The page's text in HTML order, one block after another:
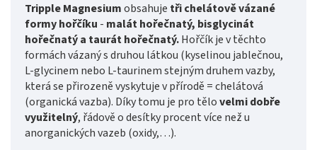
Tripple Magnesiumobsahuje tři chelátově vázané
formy hořčíku - malát hořečnatý, bisglycinát
hořečnatý a taurát hořečnatý.Hořčík je v těchto
formách vázaný s druhou látkou (kyselinou jablečnou,
L-glycinem nebo L-taurinem stejným druhem vazby,
která se přirozeně vyskytuje v přírodě = chelátová
(organická vazba). Díky tomu je pro tělovelmi dobře
využitelný, řádově o desítky procent více než u
anorganických vazeb (oxidy,…).